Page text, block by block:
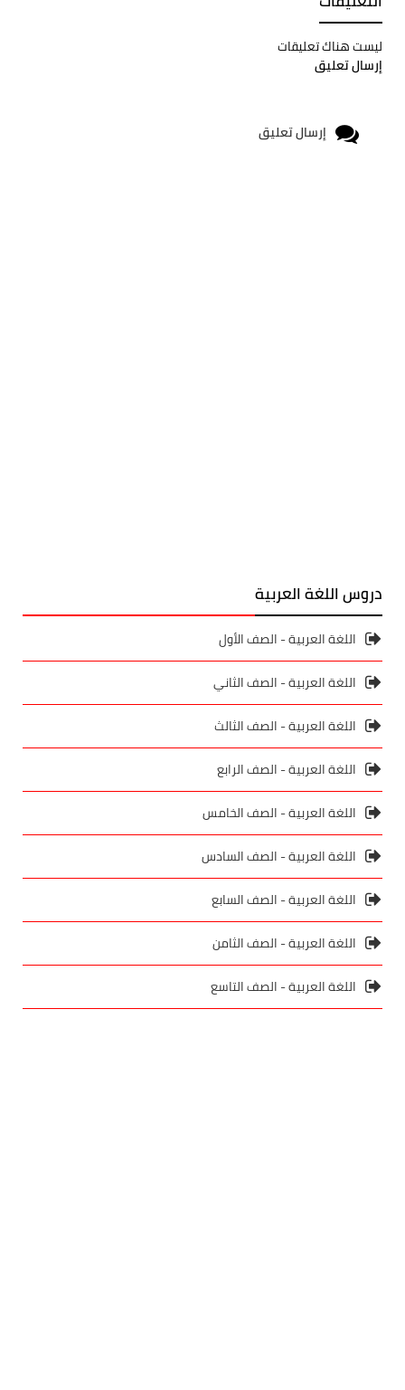
ليست هناك تعليقات
إرسال تعليق
إرسال تعليق
دروس اللغة العربية
اللغة العربية - الصف الأول
اللغة العربية - الصف الثاني
اللغة العربية - الصف الثالث
اللغة العربية - الصف الرابع
اللغة العربية - الصف الخامس
اللغة العربية - الصف السادس
اللغة العربية - الصف السابع
اللغة العربية - الصف الثامن
اللغة العربية - الصف التاسع